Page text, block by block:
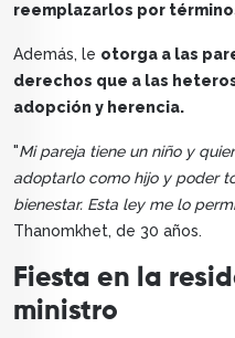
reemplazarlos por
Además, le otorga a las
derechos que a las
adopción y herencia.
"Mi pareja tiene un niño y
adoptarlo como hijo y poder
bienestar. Esta ley me lo
Thanomkhet, de 30 años.
Fiesta en la
ministro